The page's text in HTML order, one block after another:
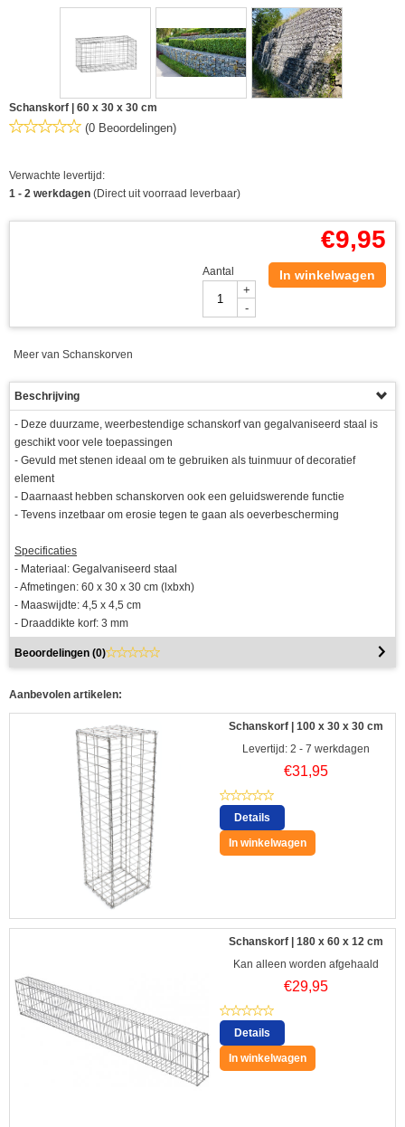
Schanskorf | 60 x 30 x 30 cm
(0 Beoordelingen)
Verwachte levertijd:
1 - 2 werkdagen (Direct uit voorraad leverbaar)
€9,95
Aantal
+
-
In winkelwagen
Meer van Schanskorven
Beschrijving
- Deze duurzame, weerbestendige schanskorf van gegalvaniseerd staal is
geschikt voor vele toepassingen
- Gevuld met stenen ideaal om te gebruiken als tuinmuur of decoratief
element
- Daarnaast hebben schanskorven ook een geluidswerende functie
- Tevens inzetbaar om erosie tegen te gaan als oeverbescherming
Specificaties
- Materiaal: Gegalvaniseerd staal
- Afmetingen: 60 x 30 x 30 cm (lxbxh)
- Maaswijdte: 4,5 x 4,5 cm
- Draaddikte korf: 3 mm
Beoordelingen (0)
Aanbevolen artikelen:
Schanskorf | 100 x 30 x 30 cm
Levertijd: 2 - 7 werkdagen
€31,95
Details
In winkelwagen
Schanskorf | 180 x 60 x 12 cm
Kan alleen worden afgehaald
€29,95
Details
In winkelwagen